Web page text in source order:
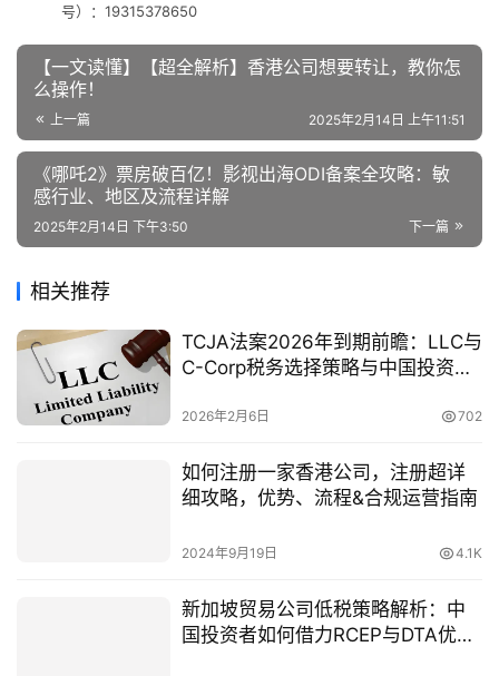
号）：19315378650
【一文读懂】【超全解析】香港公司想要转让，教你怎
么操作！
上一篇 2025年2月14日 上午11:51
《哪吒2》票房破百亿！影视出海ODI备案全攻略：敏
感行业、地区及流程详解
下一篇
2025年2月14日 下午3:50
相关推荐
TCJA法案2026年到期前瞻：LLC与
C-Corp税务选择策略与中国投资者
2026年2月6日 702
如何注册一家香港公司，注册超详
细攻略，优势、流程&合规运营指南
2024年9月19日 4.1K
新加坡贸易公司低税策略解析：中
国投资者如何借力RCEP与DTA优化